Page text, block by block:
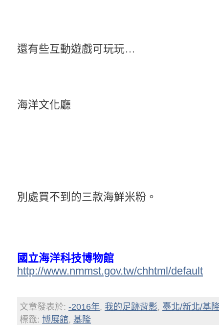
還有些互動遊戲可玩玩…
海洋文化廳
別處買不到的三款海鮮米粉。
國立海洋科技博物館
http://www.nmmst.gov.tw/chhtml/default
文章發表於: -2016年, 我的足跡背影, 臺北/新北/基
標籤: 博展館, 基隆